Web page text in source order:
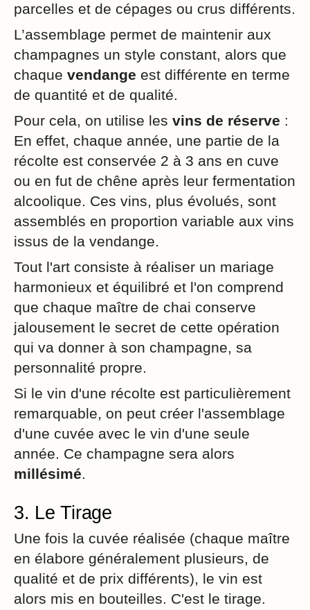
parcelles et de cépages ou crus différents.
L’assemblage permet de maintenir aux
champagnes un style constant, alors que
chaque vendange est différente en terme
de quantité et de qualité.
Pour cela, on utilise les vins de réserve :
En effet, chaque année, une partie de la
récolte est conservée 2 à 3 ans en cuve
ou en fut de chêne après leur fermentation
alcoolique. Ces vins, plus évolués, sont
assemblés en proportion variable aux vins
issus de la vendange.
Tout l'art consiste à réaliser un mariage
harmonieux et équilibré et l'on comprend
que chaque maître de chai conserve
jalousement le secret de cette opération
qui va donner à son champagne, sa
personnalité propre.
Si le vin d'une récolte est particulièrement
remarquable, on peut créer l'assemblage
d'une cuvée avec le vin d'une seule
année. Ce champagne sera alors
millésimé.
3. Le Tirage
Une fois la cuvée réalisée (chaque maître
en élabore généralement plusieurs, de
qualité et de prix différents), le vin est
alors mis en bouteilles. C'est le tirage.